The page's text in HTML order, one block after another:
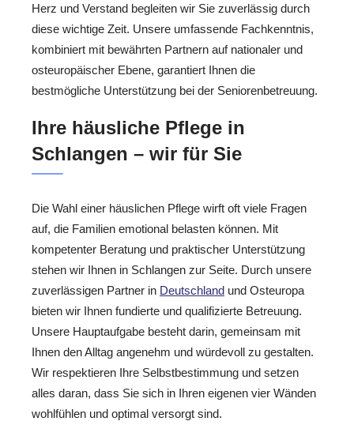
Herz und Verstand begleiten wir Sie zuverlässig durch
diese wichtige Zeit. Unsere umfassende Fachkenntnis,
kombiniert mit bewährten Partnern auf nationaler und
osteuropäischer Ebene, garantiert Ihnen die
bestmögliche Unterstützung bei der Seniorenbetreuung.
Ihre häusliche Pflege in
Schlangen – wir für Sie
Die Wahl einer häuslichen Pflege wirft oft viele Fragen
auf, die Familien emotional belasten können. Mit
kompetenter Beratung und praktischer Unterstützung
stehen wir Ihnen in Schlangen zur Seite. Durch unsere
zuverlässigen Partner in Deutschland und Osteuropa
bieten wir Ihnen fundierte und qualifizierte Betreuung.
Unsere Hauptaufgabe besteht darin, gemeinsam mit
Ihnen den Alltag angenehm und würdevoll zu gestalten.
Wir respektieren Ihre Selbstbestimmung und setzen
alles daran, dass Sie sich in Ihren eigenen vier Wänden
wohlfühlen und optimal versorgt sind.